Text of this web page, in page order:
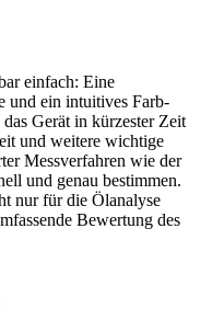
einfach: Eine
und ein intuitives Farb-
Gerät in kürzester Zeit
und weitere wichtige
Messverfahren wie der
und genau bestimmen.
nur für die Ölanalyse
Bewertung des